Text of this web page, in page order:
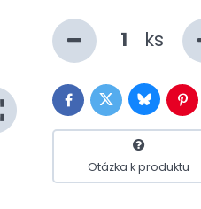
ks
FacebookTwitterBluesky
Otázka k produktu